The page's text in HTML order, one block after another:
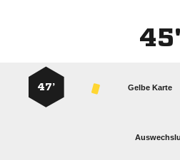
45'
Gelbe Karte
47’